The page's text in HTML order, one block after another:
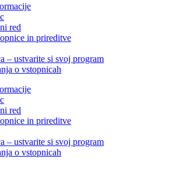
red
in prireditve
– ustvarite si svoj program
o vstopnicah
red
in prireditve
– ustvarite si svoj program
o vstopnicah